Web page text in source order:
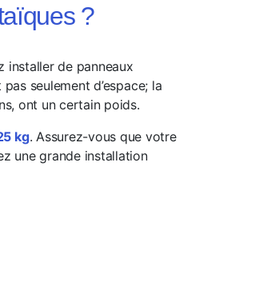
?
installer de panneaux
seulement d’espace; la
ont un certain poids.
kg. Assurez-vous que votre
une grande installation